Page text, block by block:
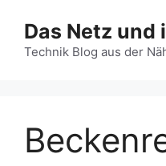
Inhalt
springen
Das Netz und
Technik Blog aus der